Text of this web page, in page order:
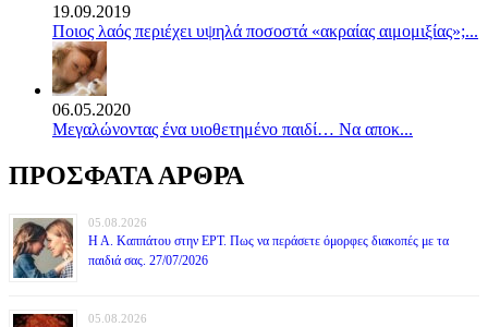
19.09.2019
Ποιος λαός περιέχει υψηλά ποσοστά «ακραίας αιμομιξίας»;...
06.05.2020
Mεγαλώνοντας ένα υιοθετημένο παιδί… Να αποκ...
ΠΡΟΣΦΑΤΑ ΑΡΘΡΑ
05.08.2026
Η Α. Καππάτου στην ΕΡΤ. Πως να περάσετε όμορφες διακοπές με τα
παιδιά σας. 27/07/2026
05.08.2026